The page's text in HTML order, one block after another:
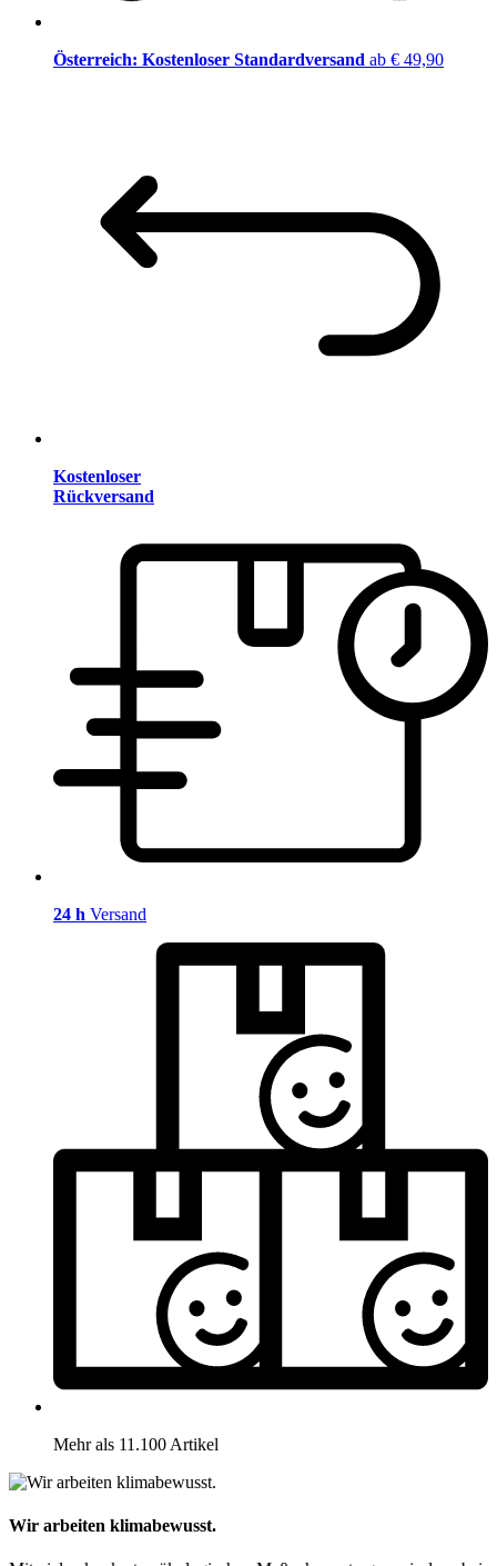
Österreich: Kostenloser Standardversand ab € 49,90
Kostenloser
Rückversand
24 h Versand
Mehr als 11.100 Artikel
Wir arbeiten klimabewusst.